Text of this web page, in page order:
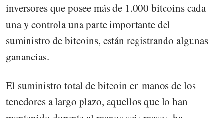
inversores que posee más de 1.000 bitcoins cada
una y controla una parte importante del
suministro de bitcoins, están registrando algunas
ganancias.
El suministro total de bitcoin en manos de los
tenedores a largo plazo, aquellos que lo han